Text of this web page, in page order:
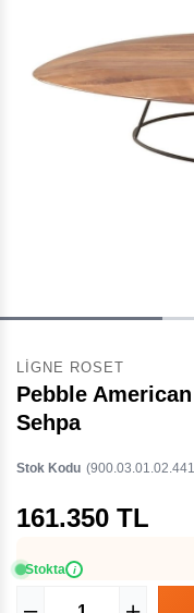
LIGNE ROSET
Pebble
Sehpa
Stok Kodu
161.350 TL
Stokta i